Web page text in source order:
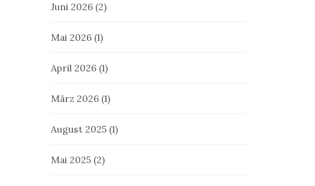
Juni 2026 (2)
Mai 2026 (1)
April 2026 (1)
März 2026 (1)
August 2025 (1)
Mai 2025 (2)